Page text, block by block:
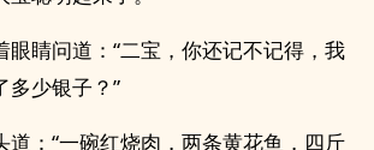
眼睛问道：“二宝，你还记不记得，我
多少银子？”
道：“一碗红烧肉，两条黄花鱼，四斤